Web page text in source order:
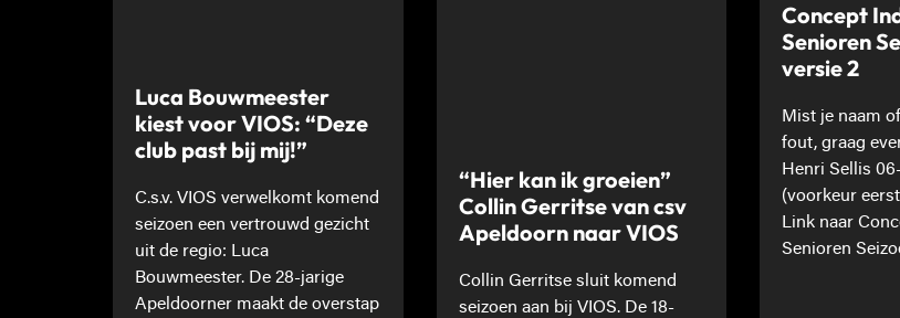
Luca Bouwmeester
kiest voor VIOS: “Deze
club past bij mij!”
C.s.v. VIOS verwelkomt komend
seizoen een vertrouwd gezicht
uit de regio: Luca
Bouwmeester. De 28-jarige
Apeldoorner maakt de overstap
“Hier kan ik groeien”
Collin Gerritse van csv
Apeldoorn naar VIOS
Collin Gerritse sluit komend
seizoen aan bij VIOS. De 18-
Concept
Senioren
versie 2
Mist je naam
fout, graag
Henri Sellis
(voorkeur
Link naar
Senioren